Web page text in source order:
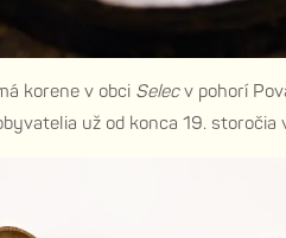
korene v obci Selecv pohorí
už od konca 19.